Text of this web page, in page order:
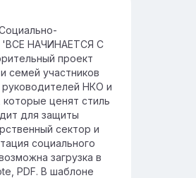
и задачи
улучшения
эффективности
исследование,
развитию и
'ВСЕ НАЧИНАЕТСЯ С
проект
семей участников
НКО и
которые ценят стиль
для защиты
сектор и
социального
загрузка в
PDF. В шаблоне